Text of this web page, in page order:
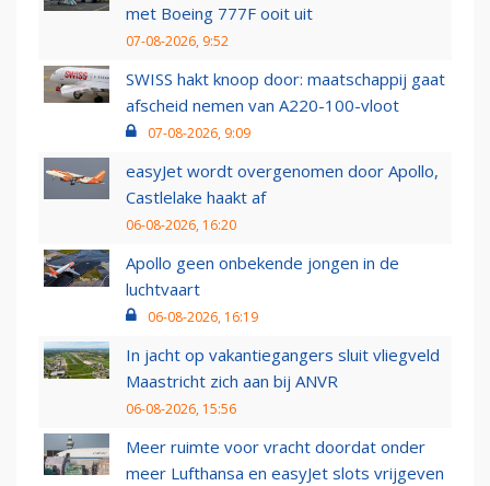
met Boeing 777F ooit uit
07-08-2026, 9:52
SWISS hakt knoop door: maatschappij gaat
afscheid nemen van A220-100-vloot
07-08-2026, 9:09
easyJet wordt overgenomen door Apollo,
Castlelake haakt af
06-08-2026, 16:20
Apollo geen onbekende jongen in de
luchtvaart
06-08-2026, 16:19
In jacht op vakantiegangers sluit vliegveld
Maastricht zich aan bij ANVR
06-08-2026, 15:56
Meer ruimte voor vracht doordat onder
meer Lufthansa en easyJet slots vrijgeven